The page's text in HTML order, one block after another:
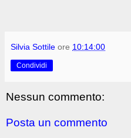
Silvia Sottile ore 10:14:00
Condividi
Nessun commento:
Posta un commento